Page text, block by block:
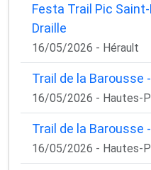
Festa Trail Pic
Draille
16/05/2026 - Hérault
Trail de la Barousse
16/05/2026 - Hautes-
Trail de la Barousse
16/05/2026 - Hautes-